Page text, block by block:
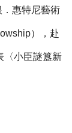
惠特尼藝術
），赴
〈小臣謎簋新